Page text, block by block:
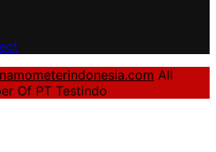
All
Of PT Testindo